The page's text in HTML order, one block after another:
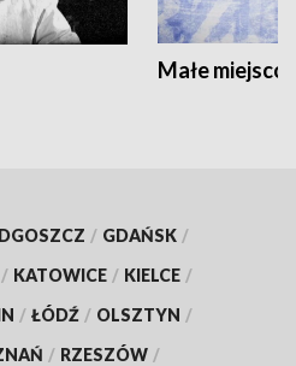
Małe
/ GDAŃSK /
/ KATOWICE / KIELCE /
/ ŁÓDŹ / OLSZTYN /
/ RZESZÓW /